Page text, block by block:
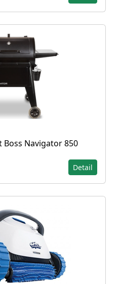
Boss Navigator 850
Detail